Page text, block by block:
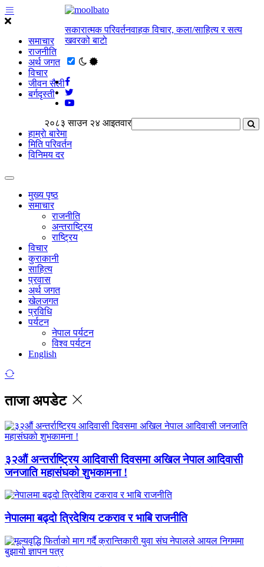
समाचार
राजनीति
अर्थ जगत
विचार
जीवन सैली
बर्गदृस्ती
सकारात्मक परिवर्तनवाहक विचार, कला/साहित्य र सत्य
खवरको बाटाे
२०८३ साउन २४ आइतवार
हाम्राे बारेमा
मिति परिवर्तन
विनिमय दर
मुख्य पृष्ठ
समाचार
राजनीति
अन्तराष्ट्रिय
राष्ट्रिय
विचार
कुराकानी
साहित्य
प्रवास
अर्थ जगत
खेलजगत
प्रविधि
पर्यटन
नेपाल पर्यटन
विश्व पर्यटन
English
ताजा अपडेट
३२औं अन्तर्राष्ट्रिय आदिवासी दिवसमा अखिल नेपाल आदिवासी
जनजाति महासंघको शुभकामना !
नेपालमा बढ्दो त्रिदेशिय टकराव र भाबि राजनीति